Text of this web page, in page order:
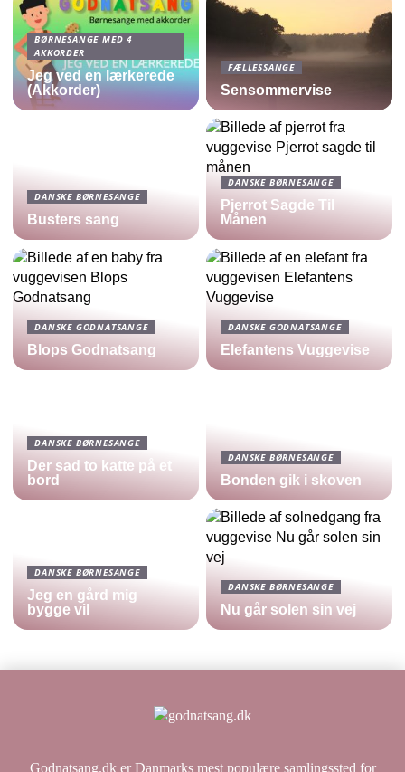
BØRNESANGE MED 4
AKKORDER
Jeg ved en lærkerede
(Akkorder)
FÆLLESSANGE
Sensommervise
DANSKE BØRNESANGE
Busters sang
DANSKE BØRNESANGE
Pjerrot Sagde Til
Månen
DANSKE GODNATSANGE
Blops Godnatsang
DANSKE GODNATSANGE
Elefantens Vuggevise
DANSKE BØRNESANGE
Der sad to katte på et
bord
DANSKE BØRNESANGE
Bonden gik i skoven
DANSKE BØRNESANGE
Jeg en gård mig
bygge vil
DANSKE BØRNESANGE
Nu går solen sin vej
Godnatsang.dk er Danmarks mest populære samlingssted for